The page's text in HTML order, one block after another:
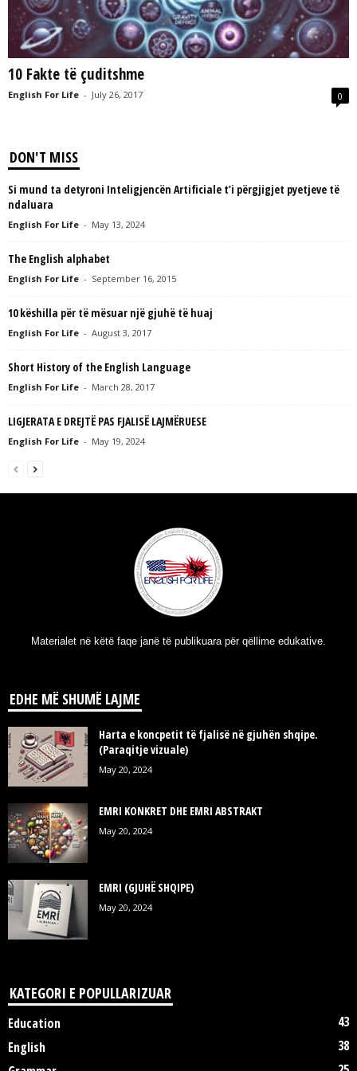
10 Fakte të çuditshme
English For Life - July 26, 2017 0
DON'T MISS
Si mund ta detyroni Inteligjencën Artificiale t’i përgjigjet pyetjeve të
ndaluara
English For Life - May 13, 2024
The English alphabet
English For Life - September 16, 2015
10 këshilla për të mësuar një gjuhë të huaj
English For Life - August 3, 2017
Short History of the English Language
English For Life - March 28, 2017
LIGJERATA E DREJTË PAS FJALISË LAJMËRUESE
English For Life - May 19, 2024
Materialet në këtë faqe janë të publikuara për qëllime edukative.
EDHE MË SHUMË LAJME
Harta e koncpetit të fjalisë në gjuhën shqipe.
(Paraqitje vizuale)
May 20, 2024
EMRI KONKRET DHE EMRI ABSTRAKT
May 20, 2024
EMRI (GJUHË SHQIPE)
May 20, 2024
KATEGORI E POPULLARIZUAR
Education
43
English
38